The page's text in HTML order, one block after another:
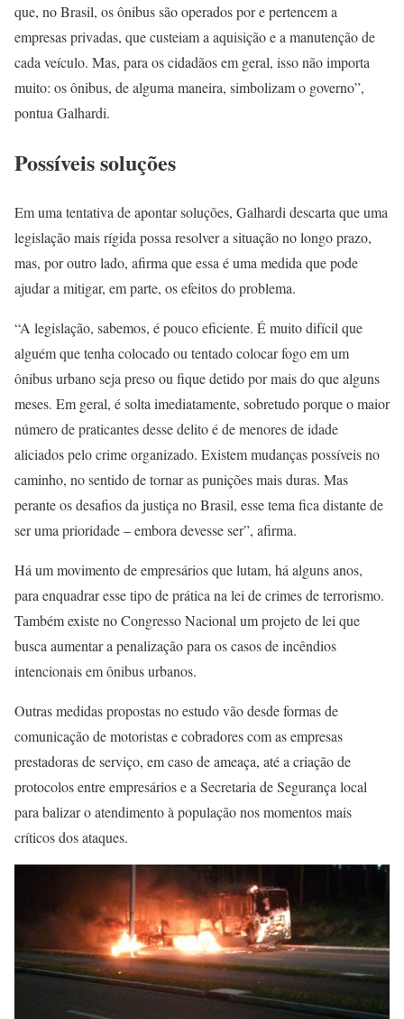
que, no Brasil, os ônibus são operados por e pertencem a
empresas privadas, que custeiam a aquisição e a manutenção de
cada veículo. Mas, para os cidadãos em geral, isso não importa
muito: os ônibus, de alguma maneira, simbolizam o governo”,
pontua Galhardi.
Possíveis soluções
Em uma tentativa de apontar soluções, Galhardi descarta que uma
legislação mais rígida possa resolver a situação no longo prazo,
mas, por outro lado, afirma que essa é uma medida que pode
ajudar a mitigar, em parte, os efeitos do problema.
“A legislação, sabemos, é pouco eficiente. É muito difícil que
alguém que tenha colocado ou tentado colocar fogo em um
ônibus urbano seja preso ou fique detido por mais do que alguns
meses. Em geral, é solta imediatamente, sobretudo porque o maior
número de praticantes desse delito é de menores de idade
aliciados pelo crime organizado. Existem mudanças possíveis no
caminho, no sentido de tornar as punições mais duras. Mas
perante os desafios da justiça no Brasil, esse tema fica distante de
ser uma prioridade – embora devesse ser”, afirma.
Há um movimento de empresários que lutam, há alguns anos,
para enquadrar esse tipo de prática na lei de crimes de terrorismo.
Também existe no Congresso Nacional um projeto de lei que
busca aumentar a penalização para os casos de incêndios
intencionais em ônibus urbanos.
Outras medidas propostas no estudo vão desde formas de
comunicação de motoristas e cobradores com as empresas
prestadoras de serviço, em caso de ameaça, até a criação de
protocolos entre empresários e a Secretaria de Segurança local
para balizar o atendimento à população nos momentos mais
críticos dos ataques.